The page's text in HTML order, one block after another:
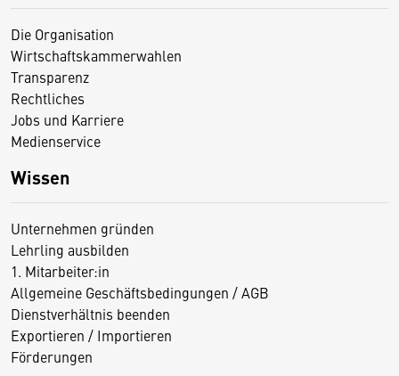
Die Organisation
Wirtschaftskammerwahlen
Transparenz
Rechtliches
Jobs und Karriere
Medienservice
Wissen
Unternehmen gründen
Lehrling ausbilden
1. Mitarbeiter:in
Allgemeine Geschäftsbedingungen / AGB
Dienstverhältnis beenden
Exportieren / Importieren
Förderungen